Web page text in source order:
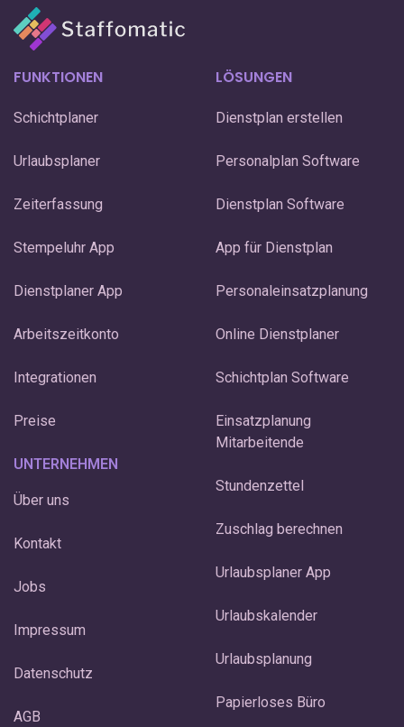
FUNKTIONEN
Schichtplaner
Urlaubsplaner
Zeiterfassung
Stempeluhr App
Dienstplaner App
Arbeitszeitkonto
Integrationen
Preise
UNTERNEHMEN
Über uns
Kontakt
Jobs
Impressum
Datenschutz
AGB
LÖSUNGEN
Dienstplan erstellen
Personalplan Software
Dienstplan Software
App für Dienstplan
Personaleinsatzplanung
Online Dienstplaner
Schichtplan Software
Einsatzplanung
Mitarbeitende
Stundenzettel
Zuschlag berechnen
Urlaubsplaner App
Urlaubskalender
Urlaubsplanung
Papierloses Büro